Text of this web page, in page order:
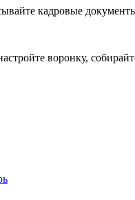
кадровые
воронку,